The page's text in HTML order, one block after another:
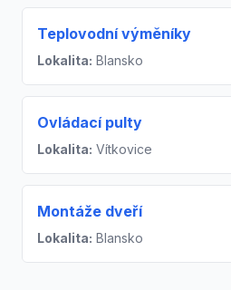
Teplovodní výměníky
Lokalita: Blansko
Ovládací pulty
Lokalita: Vítkovice
Montáže dveří
Lokalita: Blansko